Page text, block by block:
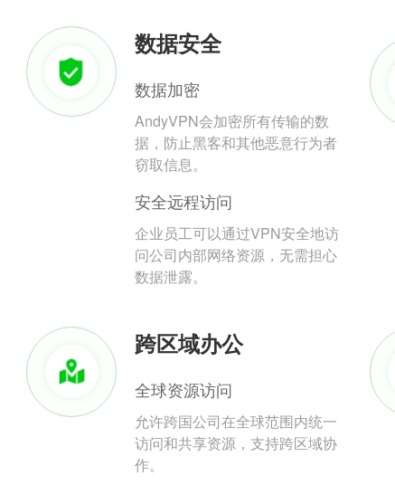
数据安全
数据加密
AndyVPN会加密所有传输的数
据，防止黑客和其他恶意行为者
窃取信息。
安全远程访问
企业员工可以通过VPN安全地访
问公司内部网络资源，无需担心
数据泄露。
跨区域办公
全球资源访问
允许跨国公司在全球范围内统一
访问和共享资源，支持跨区域协
作。